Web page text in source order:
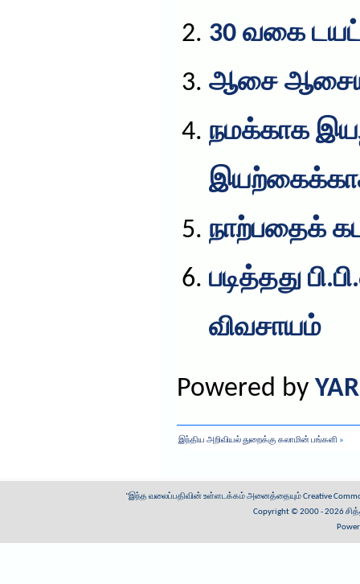
30 வகை
ஆசை
நமக்காக
நாற்பதைக்
படித்தது
விவசாயம்
Powered by
இந்திய அறிவியல் துறைக்கு கலாமின் பங்களி »
"இந்த வலைப்பதிவின் உள்ளடக்கம் அனைத்தையும்Creative
Copyright © 2000 - 2026